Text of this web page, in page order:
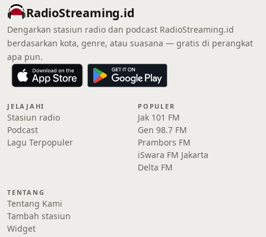
RadioStreaming.id
Dengarkan stasiun radio dan podcast RadioStreaming.id
berdasarkan kota, genre, atau suasana — gratis di perangkat
apa pun.
JELAJAHI
Stasiun radio
Podcast
Lagu Terpopuler
POPULER
Jak 101 FM
Gen 98.7 FM
Prambors FM
iSwara FM Jakarta
Delta FM
TENTANG
Tentang Kami
Tambah stasiun
Widget